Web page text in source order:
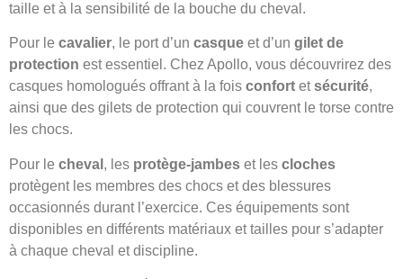
taille et à la sensibilité de la bouche du cheval.
Pour le cavalier, le port d’un casque et d’un gilet de
protection est essentiel. Chez Apollo, vous découvrirez des
casques homologués offrant à la fois confort etsécurité,
ainsi que des gilets de protection qui couvrent le torse contre
les chocs.
Pour le cheval , les protège-jambes et les cloches
protègent les membres des chocs et des blessures
occasionnés durant l’exercice. Ces équipements sont
disponibles en différents matériaux et tailles pour s’adapter
à chaque cheval et discipline.